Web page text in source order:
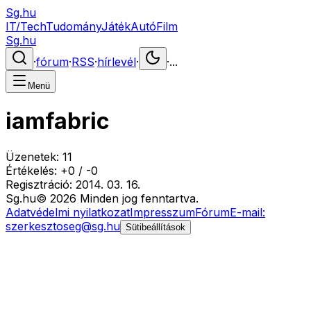
Sg.hu
IT/TechTudományJátékAutóFilm
Sg.hu
·fórum·RSS·hírlevél· ·...
Menü
iamfabric
Üzenetek: 11
Értékelés: +0 / -0
Regisztráció: 2014. 03. 16.
Sg.hu© 2026 Minden jog fenntartva.
Adatvédelmi nyilatkozatImpresszumFórumE-mail:
szerkesztoseg@sg.hu Sütibeállítások